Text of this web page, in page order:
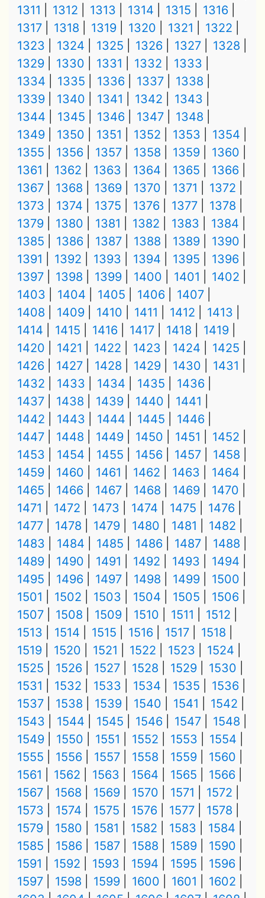
1311
1312 1313 1314 1315
1316
1317
1318 1319 1320 1321
1322
1323
1324 1325 1326 1327
1328
1329
1330 1331 1332
1333
1334
1335 1336 1337
1338
1339
1340 1341 1342
1343
1344
1345 1346 1347
1348
1349
1350 1351 1352 1353
1354
1355
1356 1357 1358 1359
1360
1361
1362 1363 1364 1365
1366
1367
1368 1369 1370 1371
1372
1373
1374 1375 1376 1377
1378
1379
1380 1381 1382 1383
1384
1385
1386 1387 1388 1389
1390
1391
1392 1393 1394 1395
1396
1397
1398 1399 1400 1401
1402
1403
1404 1405 1406
1407
1408
1409 1410 1411 1412
1413
1414
1415 1416 1417 1418
1419
1420
1421 1422 1423 1424
1425
1426
1427 1428 1429 1430
1431
1432
1433 1434 1435
1436
1437
1438 1439 1440
1441
1442
1443 1444 1445
1446
1447
1448 1449 1450 1451
1452
1453
1454 1455 1456 1457
1458
1459
1460 1461 1462 1463
1464
1465
1466 1467 1468 1469
1470
1471
1472 1473 1474 1475
1476
1477
1478 1479 1480 1481
1482
1483
1484 1485 1486 1487
1488
1489
1490 1491 1492 1493
1494
1495
1496 1497 1498 1499
1500
1501
1502 1503 1504 1505
1506
1507
1508 1509 1510 1511
1512
1513
1514 1515 1516 1517
1518
1519
1520 1521 1522 1523
1524
1525
1526 1527 1528 1529
1530
1531
1532 1533 1534 1535
1536
1537
1538 1539 1540 1541
1542
1543
1544 1545 1546 1547
1548
1549
1550 1551 1552 1553
1554
1555
1556 1557 1558 1559
1560
1561
1562 1563 1564 1565
1566
1567
1568 1569 1570 1571
1572
1573
1574 1575 1576 1577
1578
1579
1580 1581 1582 1583
1584
1585
1586 1587 1588 1589
1590
1591
1592 1593 1594 1595
1596
1597
1598 1599 1600 1601
1602